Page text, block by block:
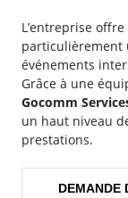
L’entreprise
particulièrement
événements
Grâce à une
Gocomm
un haut niveau
prestations.
DEMANDE